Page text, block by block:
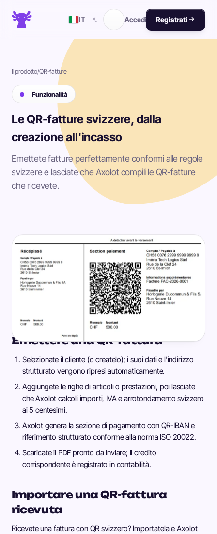
IT ☾ Accedi Registrati
Il prodotto/QR-fatture
Funzionalità
Le QR-fatture svizzere, dalla
creazione all'incasso
Emettete fatture perfettamente conformi alle regole
svizzere e lasciate che Axolot compili le QR-fatture
che ricevete.
Emettere una QR-fattura
Selezionate il cliente (o createlo); i suoi dati e l'indirizzo
strutturato vengono ripresi automaticamente.
Aggiungete le righe di articoli o prestazioni, poi lasciate
che Axolot calcoli importi, IVA e arrotondamento svizzero
ai 5 centesimi.
Axolot genera la sezione di pagamento con QR-IBAN e
riferimento strutturato conforme alla norma ISO 20022.
Scaricate il PDF pronto da inviare; il credito
corrispondente è registrato in contabilità.
Importare una QR-fattura
ricevuta
Ricevete una fattura con QR svizzero? Importatela e Axolot